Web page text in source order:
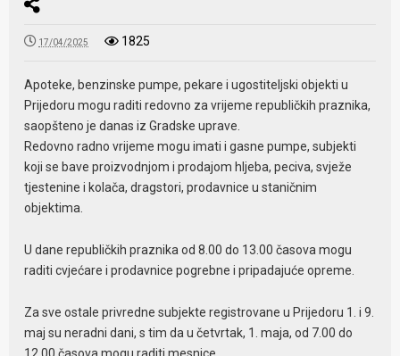
17/04/2025 1825
Apoteke, benzinske pumpe, pekare i ugostiteljski objekti u
Prijedoru mogu raditi redovno za vrijeme republičkih praznika,
saopšteno je danas iz Gradske uprave.
Redovno radno vrijeme mogu imati i gasne pumpe, subjekti
koji se bave proizvodnjom i prodajom hljeba, peciva, svježe
tjestenine i kolača, dragstori, prodavnice u staničnim
objektima.
U dane republičkih praznika od 8.00 do 13.00 časova mogu
raditi cvjećare i prodavnice pogrebne i pripadajuće opreme.
Za sve ostale privredne subjekte registrovane u Prijedoru 1. i 9.
maj su neradni dani, s tim da u četvrtak, 1. maja, od 7.00 do